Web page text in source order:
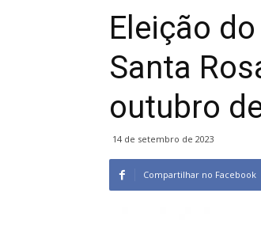
Eleição
Santa
outubro
14 de setembro de 2023
Compartilhar no Facebook